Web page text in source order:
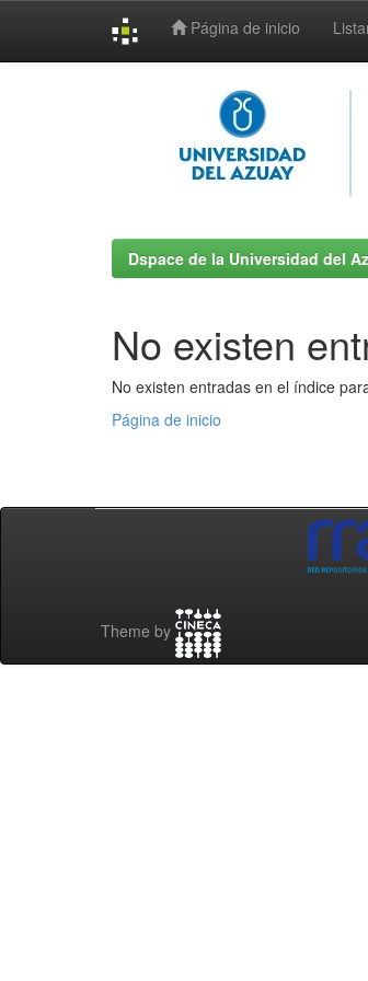
Página de inicio
Dspace de la Universidad del
No existen
No existen entradas en el índice
Página de inicio
Theme by